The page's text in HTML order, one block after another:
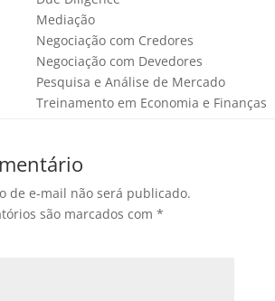
Mediação
Negociação com Credores
Negociação com Devedores
Pesquisa e Análise de Mercado
Treinamento em Economia e Finanças
de e-mail não será publicado.
são marcados com *